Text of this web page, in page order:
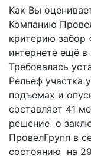
Как Вы
Компанию
критерию забор
интернете ещё
Требовалась
Рельеф участка
подъемах и
составляет 41
решение о
ПровелГрупп в
состоянию на